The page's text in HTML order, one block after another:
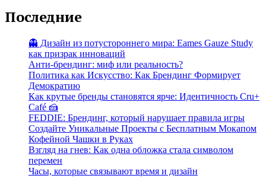
Последние
👻 Дизайн из потустороннего мира: Eames Gauze Study
как призрак инноваций
Анти-брендинг: миф или реальность?
Политика как Искусство: Как Брендинг Формирует
Демократию
Как крутые бренды становятся ярче: Идентичность Cru+
Café 🍰
FEDDIE: Брендинг, который нарушает правила игры
Создайте Уникальные Проекты с Бесплатным Мокапом
Кофейной Чашки в Руках
Взгляд на гнев: Как одна обложка стала символом
перемен
Часы, которые связывают время и дизайн